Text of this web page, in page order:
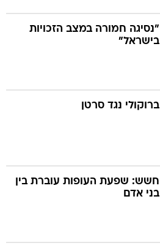
"נסיגה חמורה במצב הזכויות
בישראל"
ברוקולי נגד סרטן
חשש: שפעת העופות עוברת בין
בני אדם